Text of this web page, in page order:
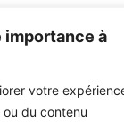
importance à
votre
du contenu